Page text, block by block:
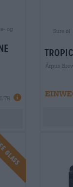
og
Sure
Ārpus